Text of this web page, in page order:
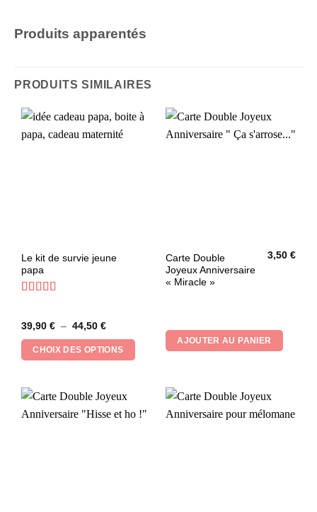
Produits apparentés
PRODUITS SIMILAIRES
Le kit de survie jeune
papa
39,90 € – 44,50 €Plage
39,90 €
à
CHOIX DES OPTIONS
Ce
produit
Les
options
peuvent
choisies
la
Carte Double
Joyeux Anniversaire
« Miracle »
3,50€
AJOUTER AU PANIER